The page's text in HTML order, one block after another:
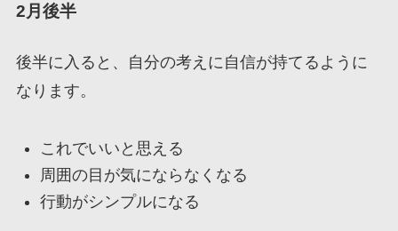
2月後半
後半に入ると、自分の考えに自信が持てるように
なります。
これでいいと思える
周囲の目が気にならなくなる
行動がシンプルになる